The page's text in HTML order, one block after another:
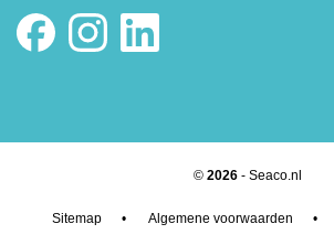
© 2026 - Seaco.nl
Sitemap• Algemene voorwaarden •